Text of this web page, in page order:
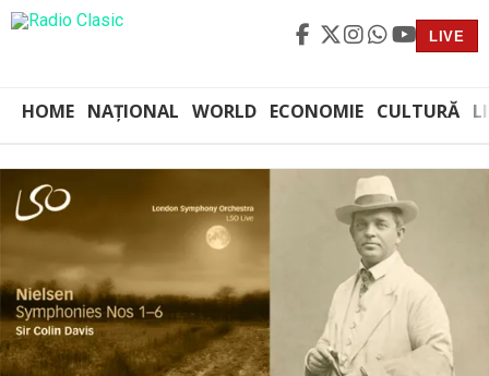
LIVE
HOME NAȚIONAL WORLD ECONOMIE CULTURĂ